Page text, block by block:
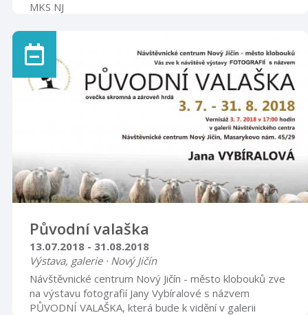
MKS NJ
Původní valaška
13.07.2018 - 31.08.2018
Výstava, galerie · Nový Jičín
Návštěvnické centrum Nový Jičín - město klobouků zve
na výstavu fotografií Jany Vybíralové s názvem
PŮVODNÍ VALAŠKA, která bude k vidění v galerii